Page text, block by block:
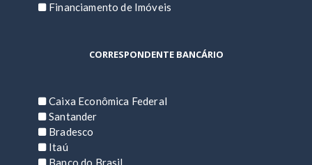
Financiamento de Imóveis
CORRESPONDENTE BANCÁRIO
Caixa Econômica Federal
Santander
Bradesco
Itaú
Banco do Brasil